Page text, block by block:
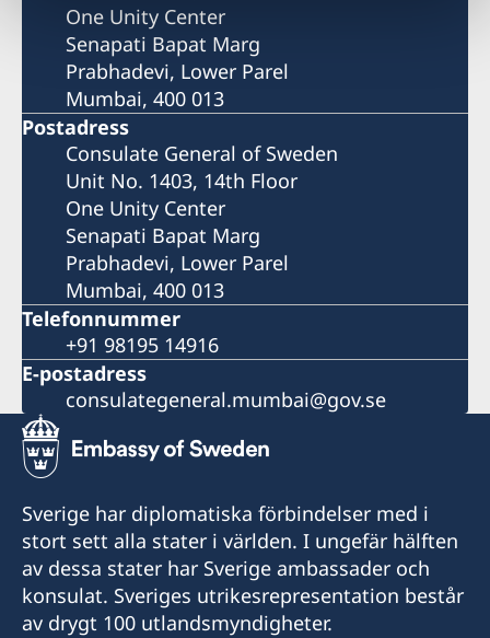
One Unity Center
Senapati Bapat Marg
Prabhadevi, Lower Parel
Mumbai, 400 013
Postadress
Consulate General of Sweden
Unit No. 1403, 14th Floor
One Unity Center
Senapati Bapat Marg
Prabhadevi, Lower Parel
Mumbai, 400 013
Telefonnummer
+91 98195 14916
E-postadress
consulategeneral.mumbai@gov.se
Sverige har diplomatiska förbindelser med i
stort sett alla stater i världen. I ungefär hälften
av dessa stater har Sverige ambassader och
konsulat. Sveriges utrikesrepresentation består
av drygt 100 utlandsmyndigheter.